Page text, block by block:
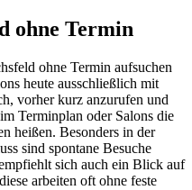
ohne Termin
ohne Termin aufsuchen
heute ausschließlich mit
vorher kurz anzurufen und
Terminplan oder Salons die
heißen. Besonders in der
sind spontane Besuche
sich auch ein Blick auf
arbeiten oft ohne feste